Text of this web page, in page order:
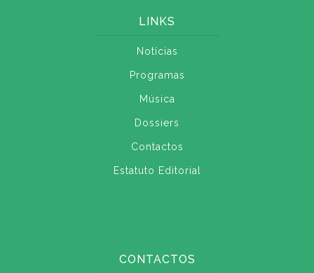
LINKS
Notícias
Programas
Música
Dossiers
Contactos
Estatuto Editorial
CONTACTOS